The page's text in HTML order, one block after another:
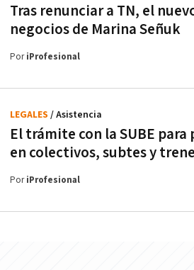
Tras renunciar a TN, el
negocios de Marina Señuk
PoriProfesional
El trámite con la SUBE para
en colectivos, subtes y
LEGALES / Asistencia
PoriProfesional